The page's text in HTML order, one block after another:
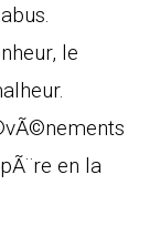
le
en la